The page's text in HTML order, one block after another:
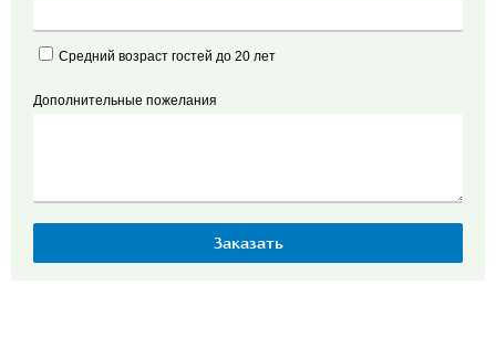
Средний возраст гостей до 20 лет
Дополнительные пожелания